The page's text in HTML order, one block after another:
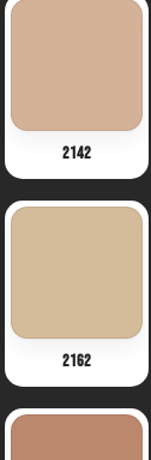
2142
2162